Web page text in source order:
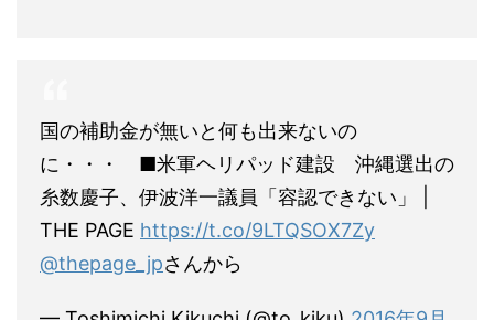
国の補助金が無いと何も出来ないの
に・・・ ■米軍ヘリパッド建設 沖縄選出の
糸数慶子、伊波洋一議員「容認できない」 |
THE PAGE https://t.co/9LTQSOX7Zy
@thepage_jpさんから